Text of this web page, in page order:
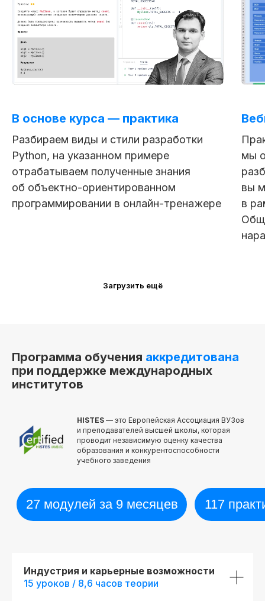
В основе курса — практика
Разбираем виды и стили разработки
Python, на указанном примере
отрабатываем полученные знания
об объектно-ориентированном
программировании в онлайн-тренажере
мы
вы
в
Загрузить ещё
Программа обучения аккредитована
при поддержке международных
институтов
HISTES — это Европейская Ассоциация ВУЗов
и преподавателей высшей школы, которая
проводит независимую оценку качества
образования и конкурентоспособности
учебного заведения
Индустрия и карьерные возможности
15 уроков / 8,6 часов теории